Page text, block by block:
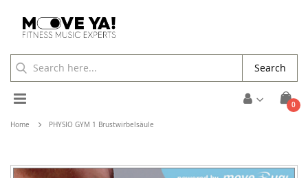
Cart
0
Toggle
Nav
Search
Home PHYSIO GYM 1 Brustwirbelsäule